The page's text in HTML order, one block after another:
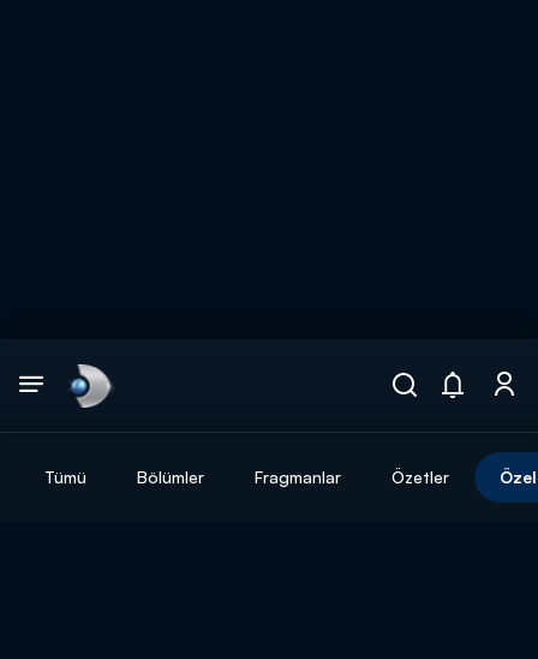
Tümü Bölümler Fragmanlar Özetler